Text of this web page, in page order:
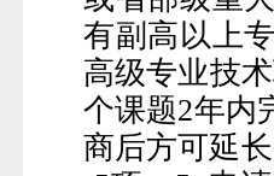
有副高以上
高级专业技
个课题2年内
商后方可延